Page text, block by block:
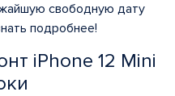
свободную дату
подробнее!
iPhone 12 Mini